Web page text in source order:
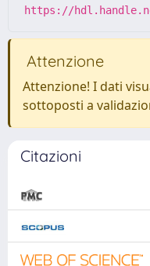
https://
Attenzione
Attenzione! I dati
sottoposti a
Citazioni